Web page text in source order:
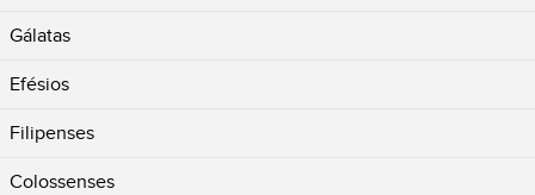
Gálatas
Efésios
Filipenses
Colossenses